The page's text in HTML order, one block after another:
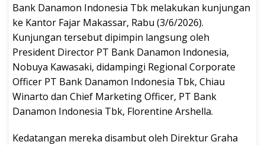
Bank Danamon Indonesia Tbk melakukan kunjungan
ke Kantor Fajar Makassar, Rabu (3/6/2026).
Kunjungan tersebut dipimpin langsung oleh
President Director PT Bank Danamon Indonesia,
Nobuya Kawasaki, didampingi Regional Corporate
Officer PT Bank Danamon Indonesia Tbk, Chiau
Winarto dan Chief Marketing Officer, PT Bank
Danamon Indonesia Tbk, Florentine Arshella.
Kedatangan mereka disambut oleh Direktur Graha